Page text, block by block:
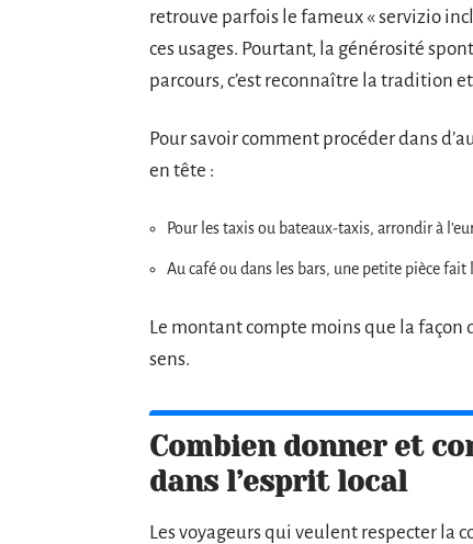
retrouve parfois le fameux « servizio
ces usages. Pourtant, la générosité
parcours, c’est reconnaître la tradition
Pour savoir comment procéder dans
en tête :
Pour les taxis ou bateaux-taxis, arrondir à
Au café ou dans les bars, une petite pièce fait
Le montant compte moins que la façon
sens.
Combien donner et
dans l’esprit local
Les voyageurs qui veulent respecter la